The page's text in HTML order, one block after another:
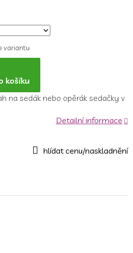
variantu
košíku
na sedák nebo opěrák sedačky v
Detailní informace